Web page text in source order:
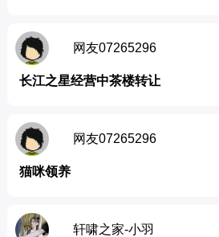
网友07265296
长江之星经营中茶楼转让
网友07265296
猫咪领养
轩啸之家-小羽